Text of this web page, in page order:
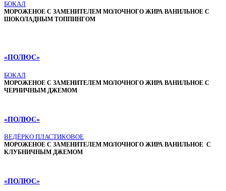
БОКАЛ
МОРОЖЕНОЕ С ЗАМЕНИТЕЛЕМ МОЛОЧНОГО ЖИРА ВАНИЛЬНОЕ С
ШОКОЛАДНЫМ ТОППИНГОМ
«ПОЛЮС»
БОКАЛ
МОРОЖЕНОЕ С ЗАМЕНИТЕЛЕМ МОЛОЧНОГО ЖИРА ВАНИЛЬНОЕ С
ЧЕРНИЧНЫМ ДЖЕМОМ
«ПОЛЮС»
ВЕДЁРКО ПЛАСТИКОВОЕ
МОРОЖЕНОЕ С ЗАМЕНИТЕЛЕМ МОЛОЧНОГО ЖИРА ВАНИЛЬНОЕ С
КЛУБНИЧНЫМ ДЖЕМОМ
«ПОЛЮС»